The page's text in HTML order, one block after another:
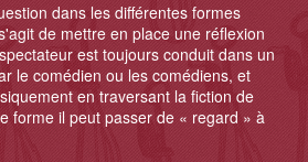
dans les différentes formes
de mettre en place une réflexion
est toujours conduit dans un
le comédien ou les comédiens, et
en traversant la fiction de
forme il peut passer de « regard » à